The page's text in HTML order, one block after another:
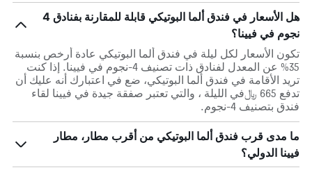
هل الأسعار في فندق ألما البوتيكي قابلة للمقارنة بفنادق 4
نجوم في فيينا؟
تكون الأسعار لكل ليلة في فندق ألما البوتيكي عادة أرخص بنسبة
35% عن المعدل لفنادق ذات تصنيف 4-نجوم في فيينا. إذا كنت
تريد الأقامة في فندق ألما البوتيكي، ضع في اعتبارك أنه عليك أن
تدفع 665 ﷼في الليلة ، والتي تعتبر صفقة جيدة في فيينا لقاء
فندق بتصنيف 4-نجوم.
ما مدى قرب فندق ألما البوتيكي من أقرب مطار، مطار
فيينا الدولي؟